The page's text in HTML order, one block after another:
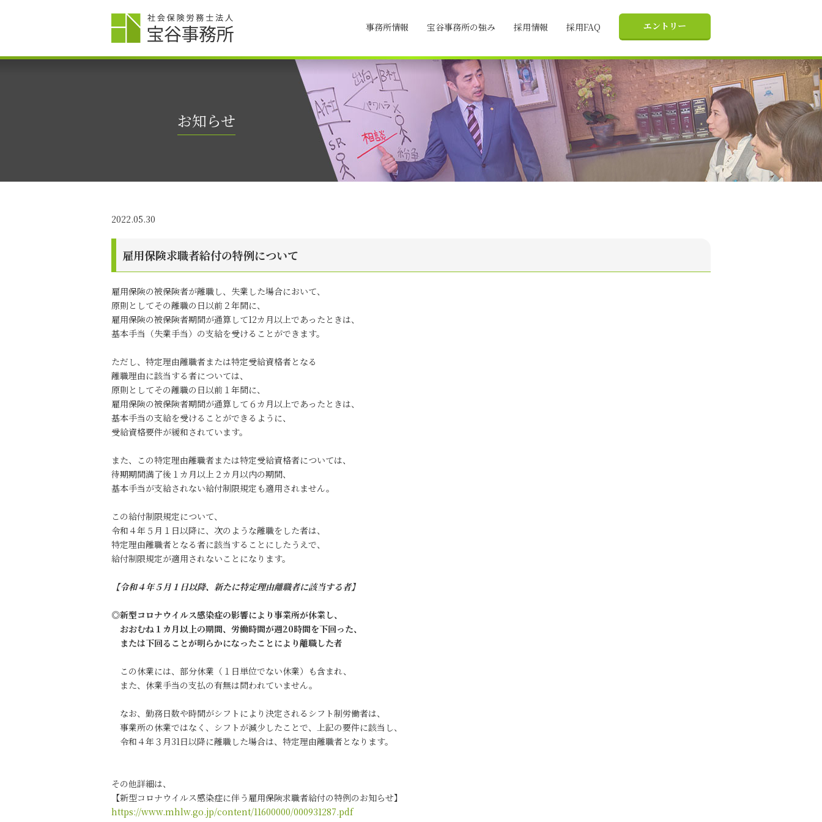
事務所情報 宝谷事務所の強み 採用情報 採用FAQ エントリー
お知らせ
2022.05.30
雇用保険求職者給付の特例について
雇用保険の被保険者が離職し、失業した場合において、
原則としてその離職の日以前２年間に、
雇用保険の被保険者期間が通算して12カ月以上であったときは、
基本手当（失業手当）の支給を受けることができます。
ただし、特定理由離職者または特定受給資格者となる
離職理由に該当する者については、
原則としてその離職の日以前１年間に、
雇用保険の被保険者期間が通算して６カ月以上であったときは、
基本手当の支給を受けることができるように、
受給資格要件が緩和されています。
また、この特定理由離職者または特定受給資格者については、
待期期間満了後１カ月以上２カ月以内の期間、
基本手当が支給されない給付制限規定も適用されません。
この給付制限規定について、
令和４年５月１日以降に、次のような離職をした者は、
特定理由離職者となる者に該当することにしたうえで、
給付制限規定が適用されないことになります。
【令和４年５月１日以降、新たに特定理由離職者に該当する者】
◎新型コロナウイルス感染症の影響により事業所が休業し、
おおむね１カ月以上の期間、労働時間が週20時間を下回った、
または下回ることが明らかになったことにより離職した者
この休業には、部分休業（１日単位でない休業）も含まれ、
また、休業手当の支払の有無は問われていません。
なお、勤務日数や時間がシフトにより決定されるシフト制労働者は、
事業所の休業ではなく、シフトが減少したことで、上記の要件に該当し、
令和４年３月31日以降に離職した場合は、特定理由離職者となります。
その他詳細は、
【新型コロナウイルス感染症に伴う雇用保険求職者給付の特例のお知らせ】
https://www.mhlw.go.jp/content/11600000/000931287.pdf